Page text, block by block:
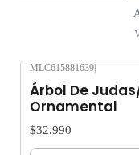
MLC615881639
Árbol De
Ornamental
$32.990